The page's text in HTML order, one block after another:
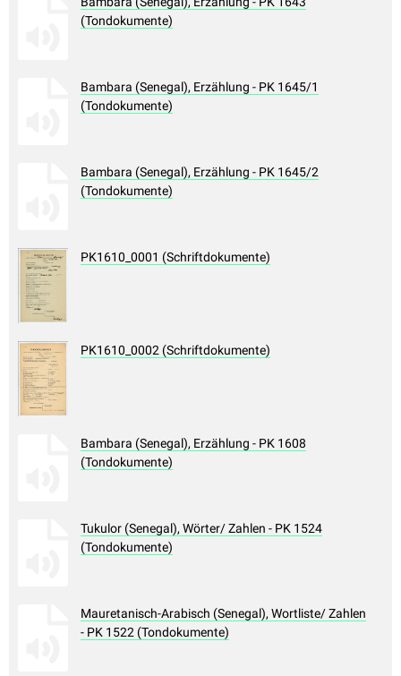
(Tondokumente)
Bambara (Senegal), Erzählung - PK 1645/1
(Tondokumente)
Bambara (Senegal), Erzählung - PK 1645/2
(Tondokumente)
PK1610_0001 (Schriftdokumente)
PK1610_0002 (Schriftdokumente)
Bambara (Senegal), Erzählung - PK 1608
(Tondokumente)
Tukulor (Senegal), Wörter/ Zahlen - PK 1524
(Tondokumente)
Mauretanisch-Arabisch (Senegal), Wortliste/ Zahlen
- PK 1522 (Tondokumente)